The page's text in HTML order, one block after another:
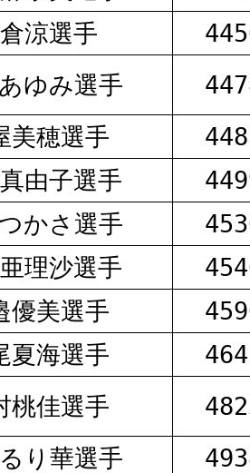
涼選手
ゆみ選手
美穂選手
由子選手
かさ選手
理沙選手
優美選手
夏海選手
桃佳選手
り華選手